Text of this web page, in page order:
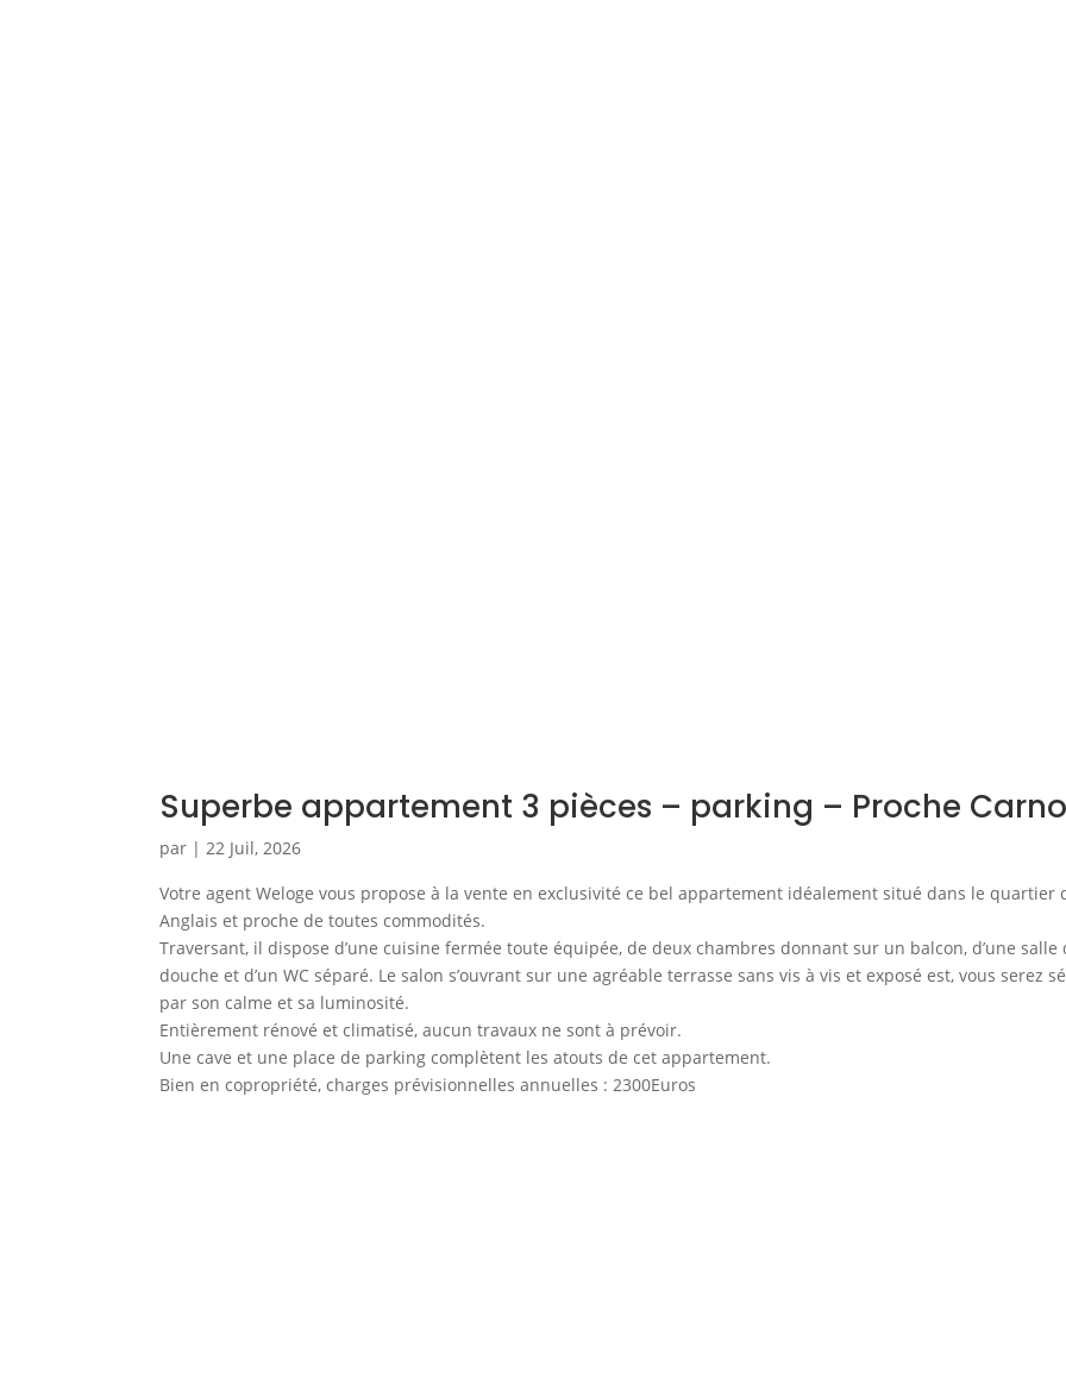
Superbe appartement 3 pièces – parking – Proche
par |22 Juil, 2026
Votre agent Weloge vous propose à la vente en exclusivité ce bel appartement idéalement situé dans le quartier
Anglais et proche de toutes commodités.
Traversant, il dispose d’une cuisine fermée toute équipée, de deux chambres donnant sur un balcon, d’une salle
douche et d’un WC séparé. Le salon s’ouvrant sur une agréable terrasse sans vis à vis et exposé est, vous serez
par son calme et sa luminosité.
Entièrement rénové et climatisé, aucun travaux ne sont à prévoir.
Une cave et une place de parking complètent les atouts de cet appartement.
Bien en copropriété, charges prévisionnelles annuelles : 2300Euros